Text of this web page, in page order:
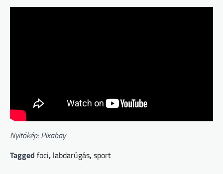
Nyitókép: Pixabay
Tagged foci, labdarúgás,sport